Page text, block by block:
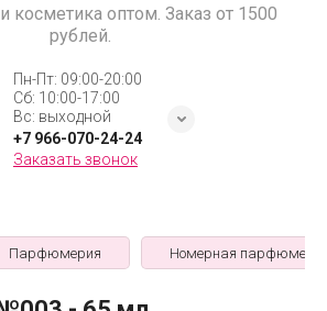
оптом. Заказ от 1500
рублей.
Пн-Пт: 09:00-20:00
Сб: 10:00-17:00
Вс: выходной
+7 966-070-24-24
Заказать звонок
Парфюмерия Номерная